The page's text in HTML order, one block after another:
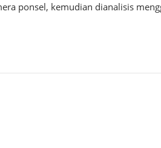
ponsel, kemudian dianalisis